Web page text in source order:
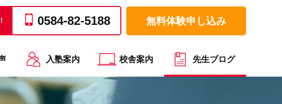
0584-82-5188 無料体験申し込み
入塾案内 校舎案内 先生ブログ